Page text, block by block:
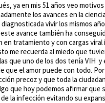
ya en mis 51 años veo motivos
los avances en la
vivir los mismos
avance también ha
en tratamiento y con cargas
me recuerda al miedo que
que uno de los dos tenía VIH y
que el amor puede con todo.
precoz y que toda la
que hoy podemos afirmar que
la infección evitando su